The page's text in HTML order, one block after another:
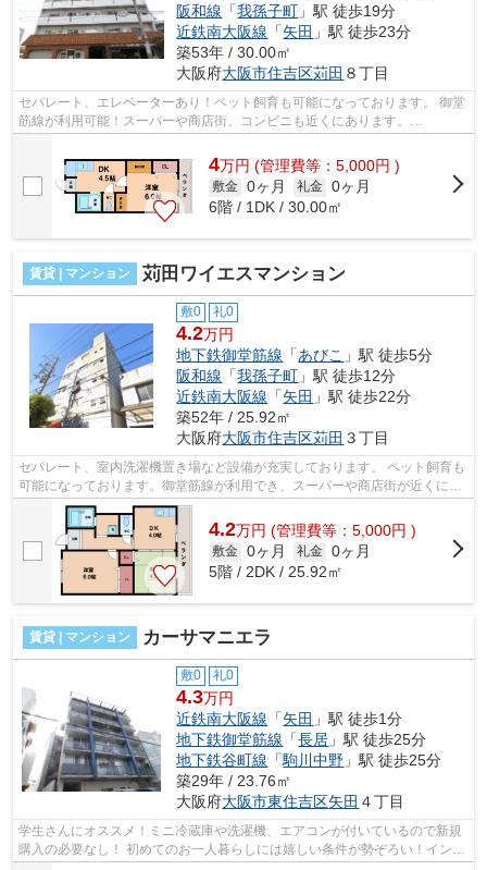
阪和線 「我孫子町 」駅 徒歩19分
近鉄南大阪線 「矢田 」駅 徒歩23分
築53年 / 30.00㎡
大阪府大阪市住吉区苅田 ８丁目
セパレート、エレベーターあり！ペット飼育も可能になっております。 御堂
筋線が利用可能！スーパーや商店街、コンビニも近くにあります。
■□■□■□■□■□■□■□■□■□■□■□■□■□■□■□■□■□■□■□■...
4万円 (管理費等：5,000円 )
敷金 0ヶ月 礼金 0ヶ月
6階 / 1DK / 30.00㎡
賃貸 | マンション 苅田ワイエスマンション
敷0 礼0
4.2万円
地下鉄御堂筋線 「あびこ 」駅 徒歩5分
阪和線 「我孫子町 」駅 徒歩12分
近鉄南大阪線 「矢田 」駅 徒歩22分
築52年 / 25.92㎡
大阪府大阪市住吉区苅田 ３丁目
セパレート、室内洗濯機置き場など設備が充実しております。 ペット飼育も
可能になっております。御堂筋線が利用でき、スーパーや商店街が近くにあ
ります。 ■□■□■□■□■□■□■□■□■□■□■□■...
4.2万円 (管理費等：5,000円 )
敷金 0ヶ月 礼金 0ヶ月
5階 / 2DK / 25.92㎡
賃貸 | マンション カーサマニエラ
敷0 礼0
4.3万円
近鉄南大阪線 「矢田 」駅 徒歩1分
地下鉄御堂筋線 「長居 」駅 徒歩25分
地下鉄谷町線 「駒川中野 」駅 徒歩25分
築29年 / 23.76㎡
大阪府大阪市東住吉区矢田 ４丁目
学生さんにオススメ！ミニ冷蔵庫や洗濯機、エアコンが付いているので新規
購入の必要なし！ 初めてのお一人暮らしには嬉しい条件が勢ぞろい！インタ